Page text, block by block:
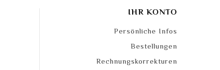
IHR KONTO
Persönliche Infos
Bestellungen
Rechnungskorrekturen